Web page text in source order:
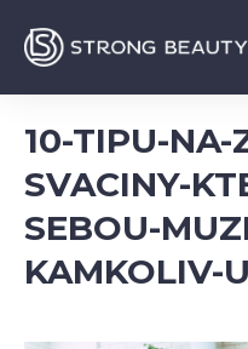
10-TIPU-NA-
SVACINY-
SEBOU-
KAMKOLIV-